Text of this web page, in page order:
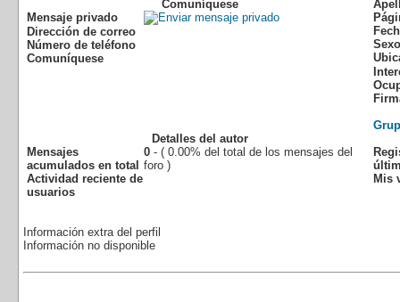
Comuníquese
Mensaje privado
Dirección de correo
Número de teléfono
Comuníquese
Sexo
Detalles del autor
Mensajes
acumulados en total
0 - ( 0.00% del total de los mensajes del
foro )
Actividad reciente de
usuarios
Mis
Información extra del perfil
Información no disponible